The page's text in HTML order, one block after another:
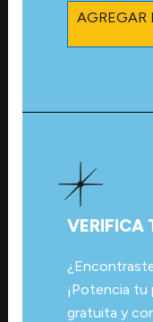
AGREGAR
VERIFICA
¡Potencia tu
gratuita y